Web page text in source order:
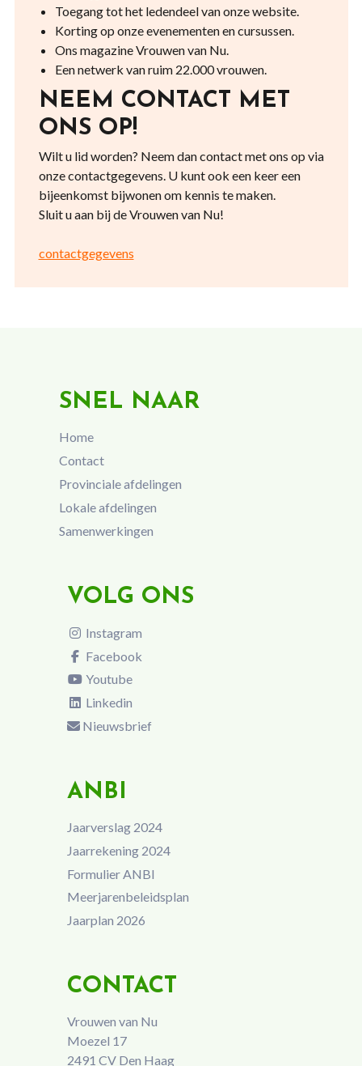
Toegang tot het ledendeel van onze website.
Korting op onze evenementen en cursussen.
Ons magazine Vrouwen van Nu.
Een netwerk van ruim 22.000 vrouwen.
NEEM CONTACT MET
ONS OP!
Wilt u lid worden? Neem dan contact met ons op via
onze contactgegevens. U kunt ook een keer een
bijeenkomst bijwonen om kennis te maken.
Sluit u aan bij de Vrouwen van Nu!
contactgegevens
SNEL NAAR
Home
Contact
Provinciale afdelingen
Lokale afdelingen
Samenwerkingen
VOLG ONS
Instagram
Facebook
Youtube
Linkedin
Nieuwsbrief
ANBI
Jaarverslag 2024
Jaarrekening 2024
Formulier ANBI
Meerjarenbeleidsplan
Jaarplan 2026
CONTACT
Vrouwen van Nu
Moezel 17
2491 CV Den Haag